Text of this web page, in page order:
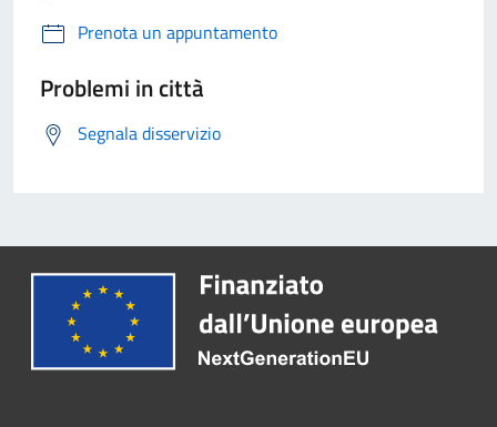
Prenota un appuntamento
Problemi in città
Segnala disservizio